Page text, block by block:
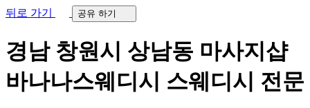
뒤로 가기 공유 하기
경남 창원시 상남동 마사지샵
바나나스웨디시 스웨디시 전문